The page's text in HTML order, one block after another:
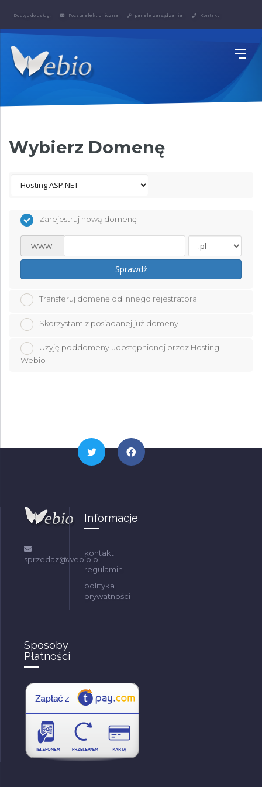
Dostęp do usług: Poczta elektroniczna panele zarządzania Kontakt
Wybierz Domenę
Zarejestruj nową domenę
www.
Sprawdź
Transferuj domenę od innego rejestratora
Skorzystam z posiadanej już domeny
Użyję poddomeny udostępnionej przez Hosting
Webio
sprzedaz@webio.pl
Informacje
kontakt
regulamin
polityka
prywatności
Sposoby
Płatności